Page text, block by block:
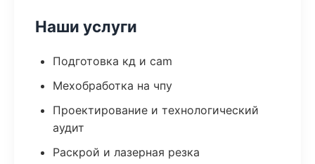
Наши услуги
Подготовка кд и cam
Мехобработка на чпу
Проектирование и технологический
аудит
Раскрой и лазерная резка